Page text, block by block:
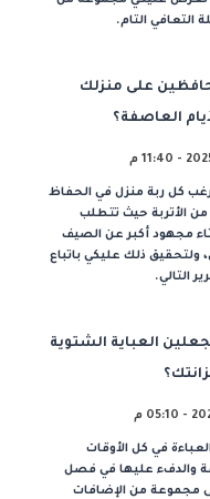
التعافي التام.
على منزلك
العاصفة؟
كل ربة منزل في الحفاظ
الأتربة حيث تتطلب
مجهود أكبر عن الصيف
ولتحقيق ذلك عليكي باتباع
التالي.
العباية الشتوية
في كل الأوقات
والدفء عليها في فصل
مجموعة من الإضافات